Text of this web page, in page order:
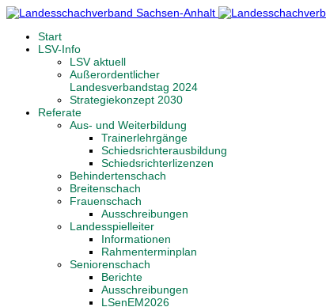
Start
LSV-Info
LSV aktuell
Außerordentlicher
Landesverbandstag 2024
Strategiekonzept 2030
Referate
Aus- und Weiterbildung
Trainerlehrgänge
Schiedsrichterausbildung
Schiedsrichterlizenzen
Behindertenschach
Breitenschach
Frauenschach
Ausschreibungen
Landesspielleiter
Informationen
Rahmenterminplan
Seniorenschach
Berichte
Ausschreibungen
LSenEM2026